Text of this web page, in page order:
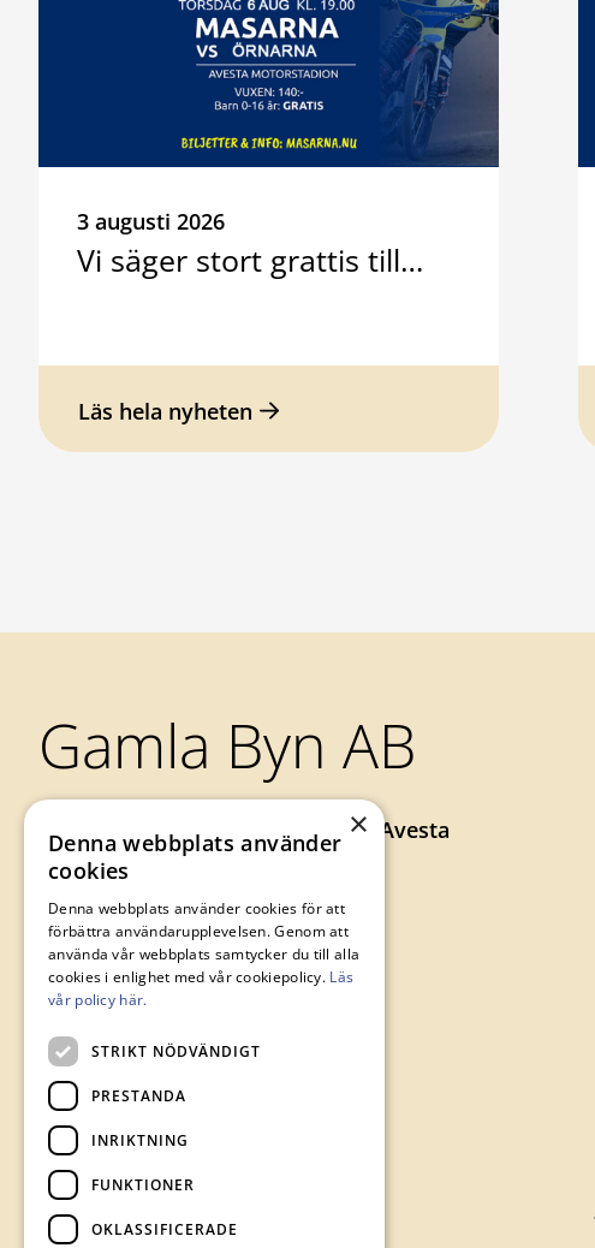
3 augusti 2026
Vi säger stort grattis till…
Läs hela nyheten
Gamla Byn AB
Axel Johnsons väg 73, 774 34 Avesta
0226-64 57 00
×
Denna webbplats använder
cookies
Denna webbplats använder cookies för att
förbättra användarupplevelsen. Genom att
använda vår webbplats samtycker du till alla
cookies i enlighet med vår cookiepolicy. Läs
vår policy här.
STRIKT NÖDVÄNDIGT
PRESTANDA
INRIKTNING
FUNKTIONER
OKLASSIFICERADE